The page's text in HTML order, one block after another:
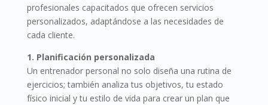
profesionales capacitados que ofrecen servicios
personalizados, adaptándose a las necesidades de
cada cliente.
1. Planificación personalizada
Un entrenador personal no solo diseña una rutina de
ejercicios; también analiza tus objetivos, tu estado
físico inicial y tu estilo de vida para crear un plan que